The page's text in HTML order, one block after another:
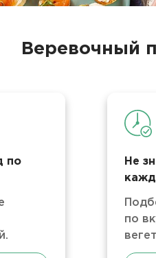
Веревочный
по
Не
по